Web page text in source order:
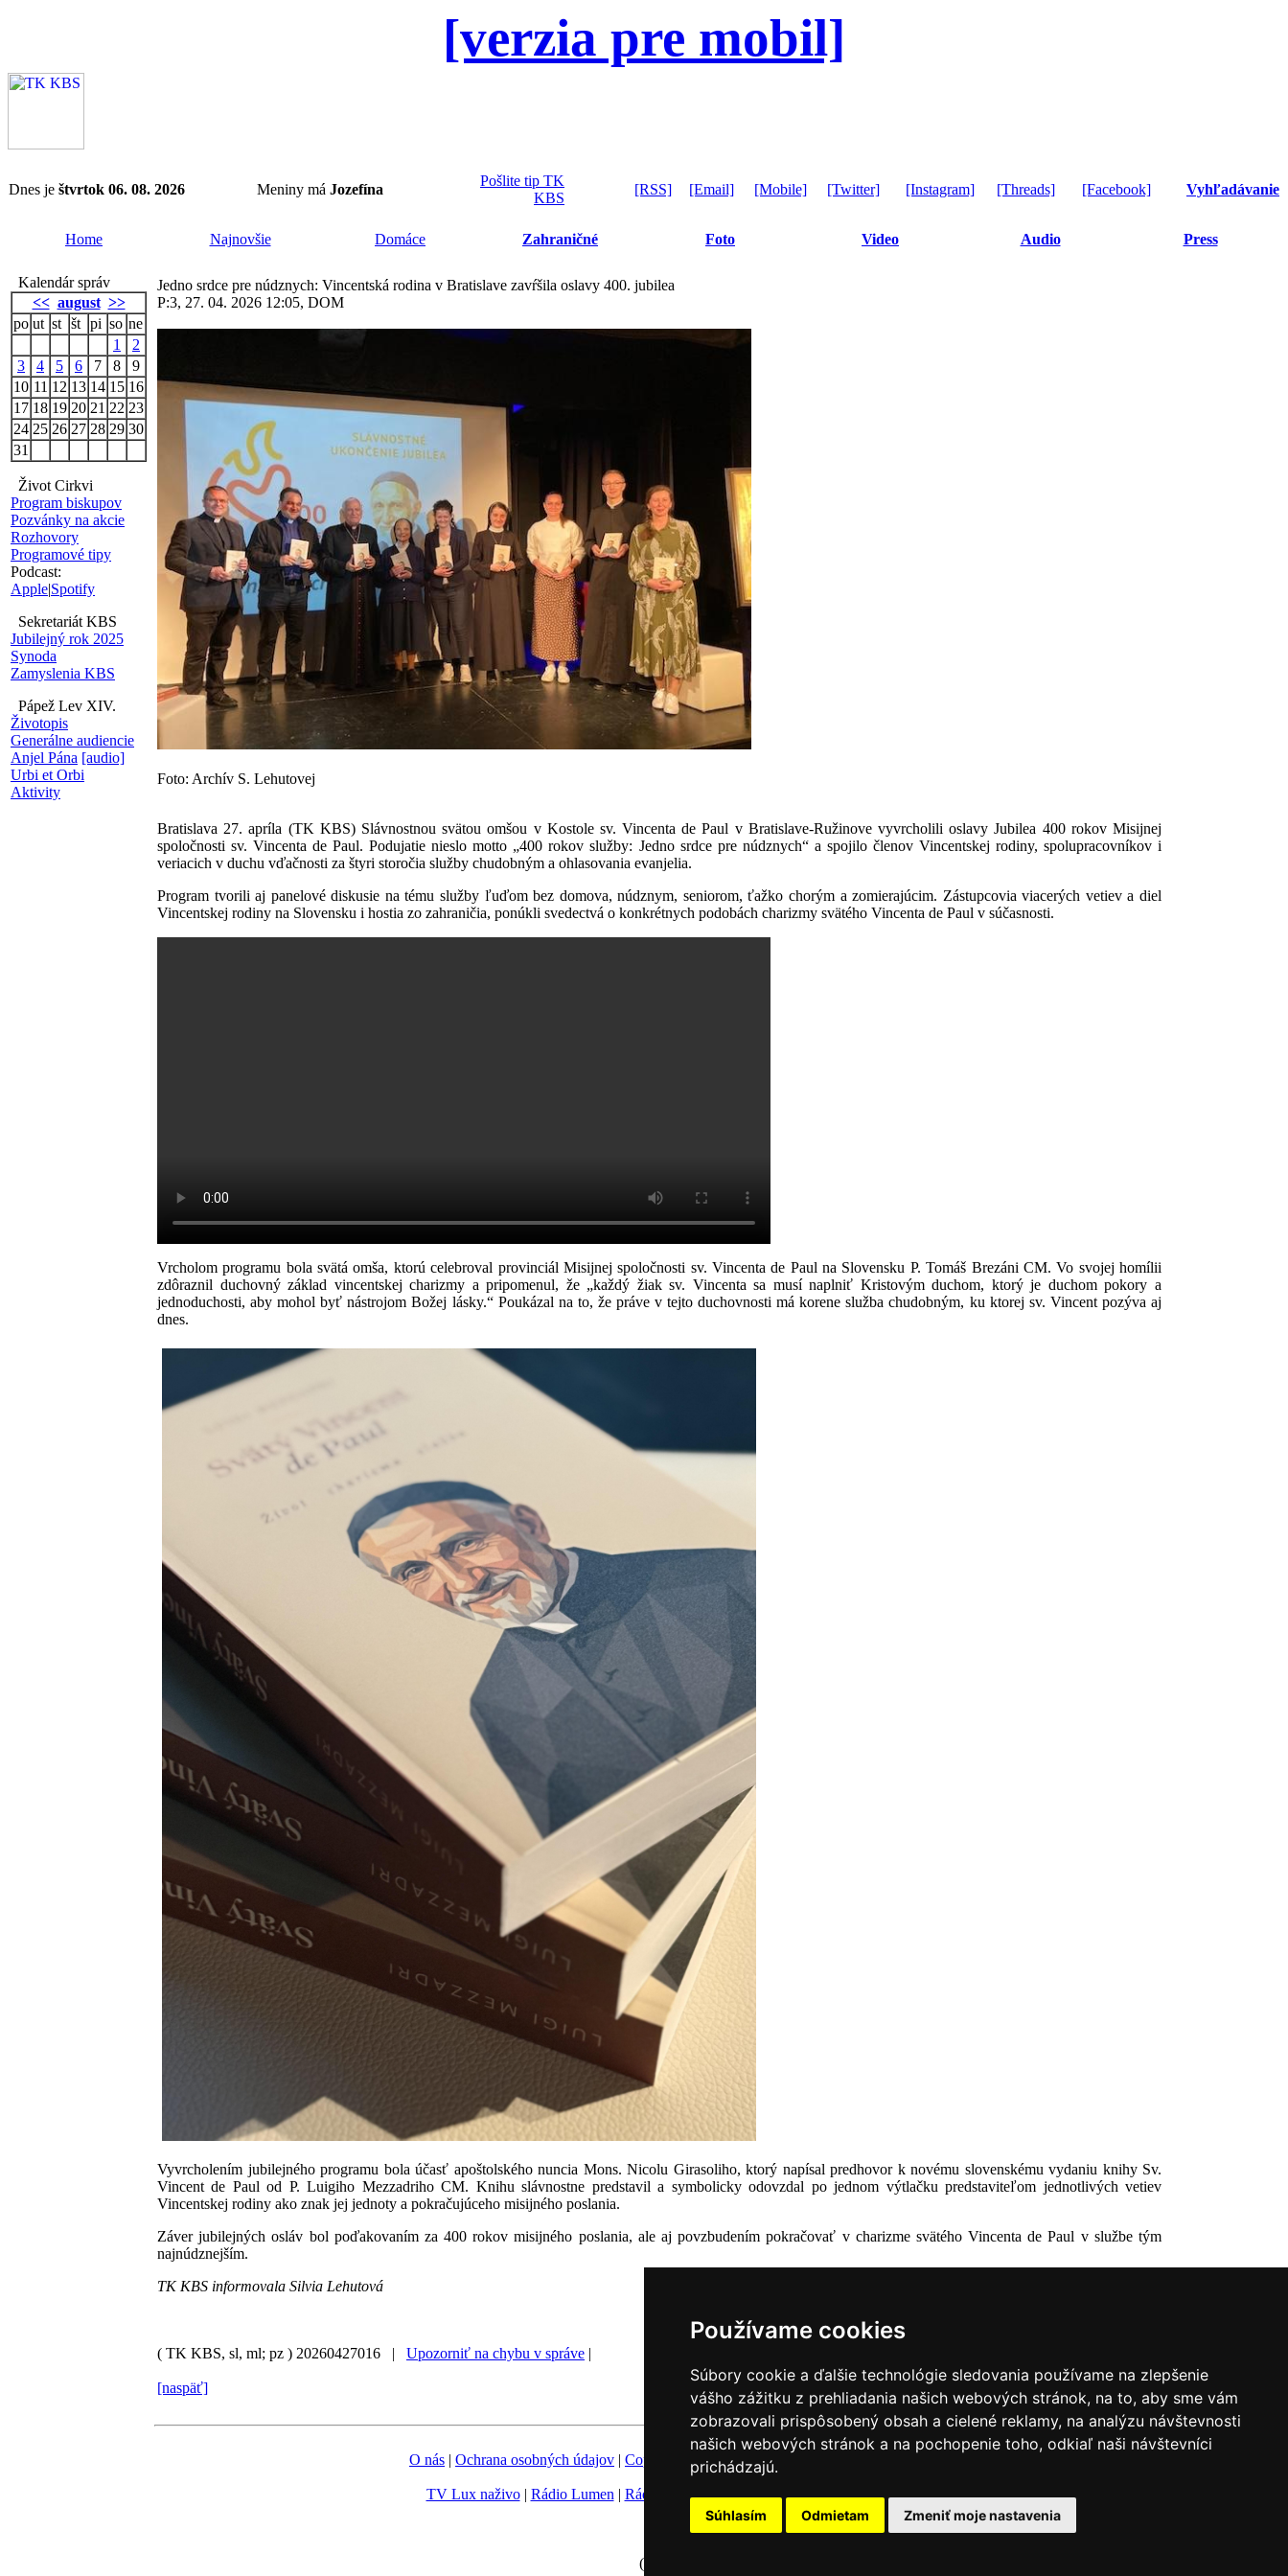
Používame cookies
Súbory cookie a ďalšie technológie sledovania používame na zlepšenie
vášho zážitku z prehliadania našich webových stránok, na to, aby sme vám
zobrazovali prispôsobený obsah a cielené reklamy, na analýzu návštevnosti
našich webových stránok a na pochopenie toho, odkiaľ naši návštevníci
prichádzajú.
Súhlasím Odmietam Zmeniť moje nastavenia
[verzia pre mobil]
Dnes je štvrtok 06. 08. 2026 Meniny má Jozefína
Pošlite tip TK
KBS
[RSS] [Email] [Mobile] [Twitter] [Instagram] [Threads] [Facebook] Vyhľadávanie
Home Najnovšie Domáce Zahraničné Foto Video Audio Press
Kalendár správ
<< august >>
po ut st št pi so ne
1
2
3
4 5 6 7 8
9
10 11 12 13 14 15 16
17 18 19 20 21 22 23
24 25 26 27 28 29 30
31
Život Cirkvi
Program biskupov
Pozvánky na akcie
Rozhovory
Programové tipy
Podcast:
Apple|Spotify
Sekretariát KBS
Jubilejný rok 2025
Synoda
Zamyslenia KBS
Pápež Lev XIV.
Životopis
Generálne audiencie
Anjel Pána [audio]
Urbi et Orbi
Aktivity
Jedno srdce pre núdznych: Vincentská rodina v Bratislave zavŕšila oslavy 400. jubilea
P:3, 27. 04. 2026 12:05, DOM
Foto: Archív S. Lehutovej
Bratislava 27. apríla (TK KBS) Slávnostnou svätou omšou v Kostole sv. Vincenta de Paul v Bratislave-Ružinove vyvrcholili oslavy Jubilea 400 rokov Misijnej
spoločnosti sv. Vincenta de Paul. Podujatie nieslo motto „400 rokov služby: Jedno srdce pre núdznych“ a spojilo členov Vincentskej rodiny, spolupracovníkov i
veriacich v duchu vďačnosti za štyri storočia služby chudobným a ohlasovania evanjelia.
Program tvorili aj panelové diskusie na tému služby ľuďom bez domova, núdznym, seniorom, ťažko chorým a zomierajúcim. Zástupcovia viacerých vetiev a diel
Vincentskej rodiny na Slovensku i hostia zo zahraničia, ponúkli svedectvá o konkrétnych podobách charizmy svätého Vincenta de Paul v súčasnosti.
Vrcholom programu bola svätá omša, ktorú celebroval provinciál Misijnej spoločnosti sv. Vincenta de Paul na Slovensku P. Tomáš Brezáni CM. Vo svojej homílii
zdôraznil duchovný základ vincentskej charizmy a pripomenul, že „každý žiak sv. Vincenta sa musí naplniť Kristovým duchom, ktorý je duchom pokory a
jednoduchosti, aby mohol byť nástrojom Božej lásky.“ Poukázal na to, že práve v tejto duchovnosti má korene služba chudobným, ku ktorej sv. Vincent pozýva aj
dnes.
Vyvrcholením jubilejného programu bola účasť apoštolského nuncia Mons. Nicolu Girasoliho, ktorý napísal predhovor k novému slovenskému vydaniu knihy Sv.
Vincent de Paul od P. Luigiho Mezzadriho CM. Knihu slávnostne predstavil a symbolicky odovzdal po jednom výtlačku predstaviteľom jednotlivých vetiev
Vincentskej rodiny ako znak jej jednoty a pokračujúceho misijného poslania.
Záver jubilejných osláv bol poďakovaním za 400 rokov misijného poslania, ale aj povzbudením pokračovať v charizme svätého Vincenta de Paul v službe tým
najnúdznejším.
TK KBS informovala Silvia Lehutová
( TK KBS, sl, ml; pz ) 20260427016 | Upozorniť na chybu v správe |
[naspäť]
O nás | Ochrana osobných údajov | Copyright Fotobanka |Hovorca KBS
TV Lux naživo| Rádio Lumen | Rádio Vatikán|SSV|Katolícke noviny|Výveska|Do kostola
Nastavenie Cookies
(c) TK KBS 2003 - 2026